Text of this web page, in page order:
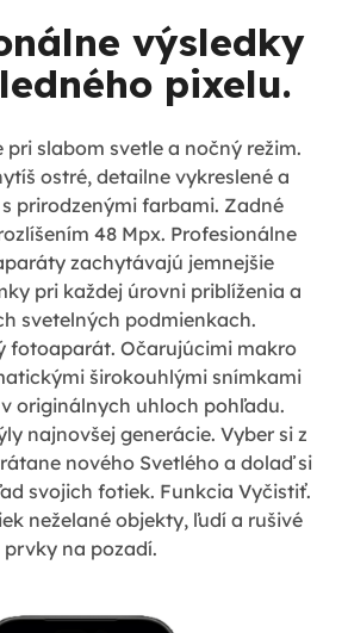
výsledky
pixelu.
slabom svetle a nočný režim.
ostré, detailne vykreslené a
prirodzenými farbami. Zadné
48 Mpx. Profesionálne
zachytávajú jemnejšie
pri každej úrovni priblíženia a
svetelných podmienkach.
fotoaparát. Očarujúcimi makro
širokouhlými snímkami
originálnych uhloch pohľadu.
najnovšej generácie. Vyber si z
nového Svetlého a dolaď si
svojich fotiek. Funkcia Vyčistiť.
neželané objekty, ľudí a rušivé
prvky na pozadí.